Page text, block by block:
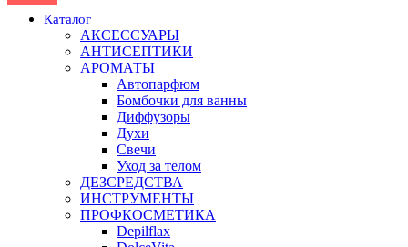
Каталог
АКСЕССУАРЫ
АНТИСЕПТИКИ
АРОМАТЫ
Автопарфюм
Бомбочки для ванны
Диффузоры
Духи
Свечи
Уход за телом
ДЕЗСРЕДСТВА
ИНСТРУМЕНТЫ
ПРОФКОСМЕТИКА
Depilflax